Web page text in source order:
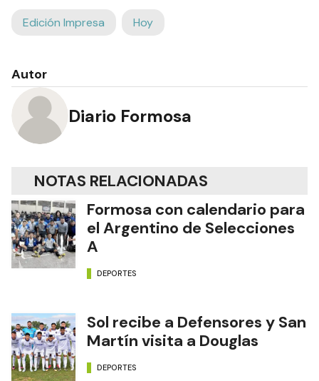
Edición Impresa Hoy
Autor
Diario Formosa
NOTAS RELACIONADAS
Formosa con calendario para
el Argentino de Selecciones
A
DEPORTES
Sol recibe a Defensores y San
Martín visita a Douglas
DEPORTES